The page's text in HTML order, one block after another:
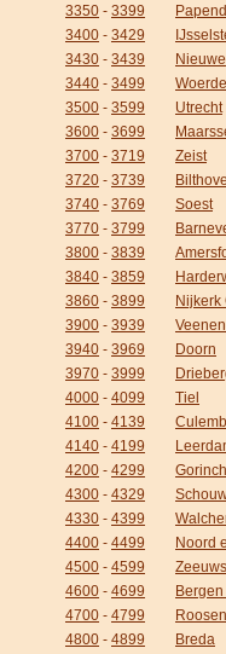
3350 - 3399
3400 - 3429
3430 - 3439
3440 - 3499
3500 - 3599
Utrecht
3600 - 3699
3700 - 3719
Zeist
3720 - 3739
3740 - 3769
Soest
3770 - 3799
3800 - 3839
3840 - 3859
3860 - 3899
Nijkerk
3900 - 3939
3940 - 3969
Doorn
3970 - 3999
4000 - 4099
Tiel
4100 - 4139
4140 - 4199
4200 - 4299
4300 - 4329
4330 - 4399
4400 - 4499
Noord
4500 - 4599
4600 - 4699
4700 - 4799
4800 - 4899
Breda